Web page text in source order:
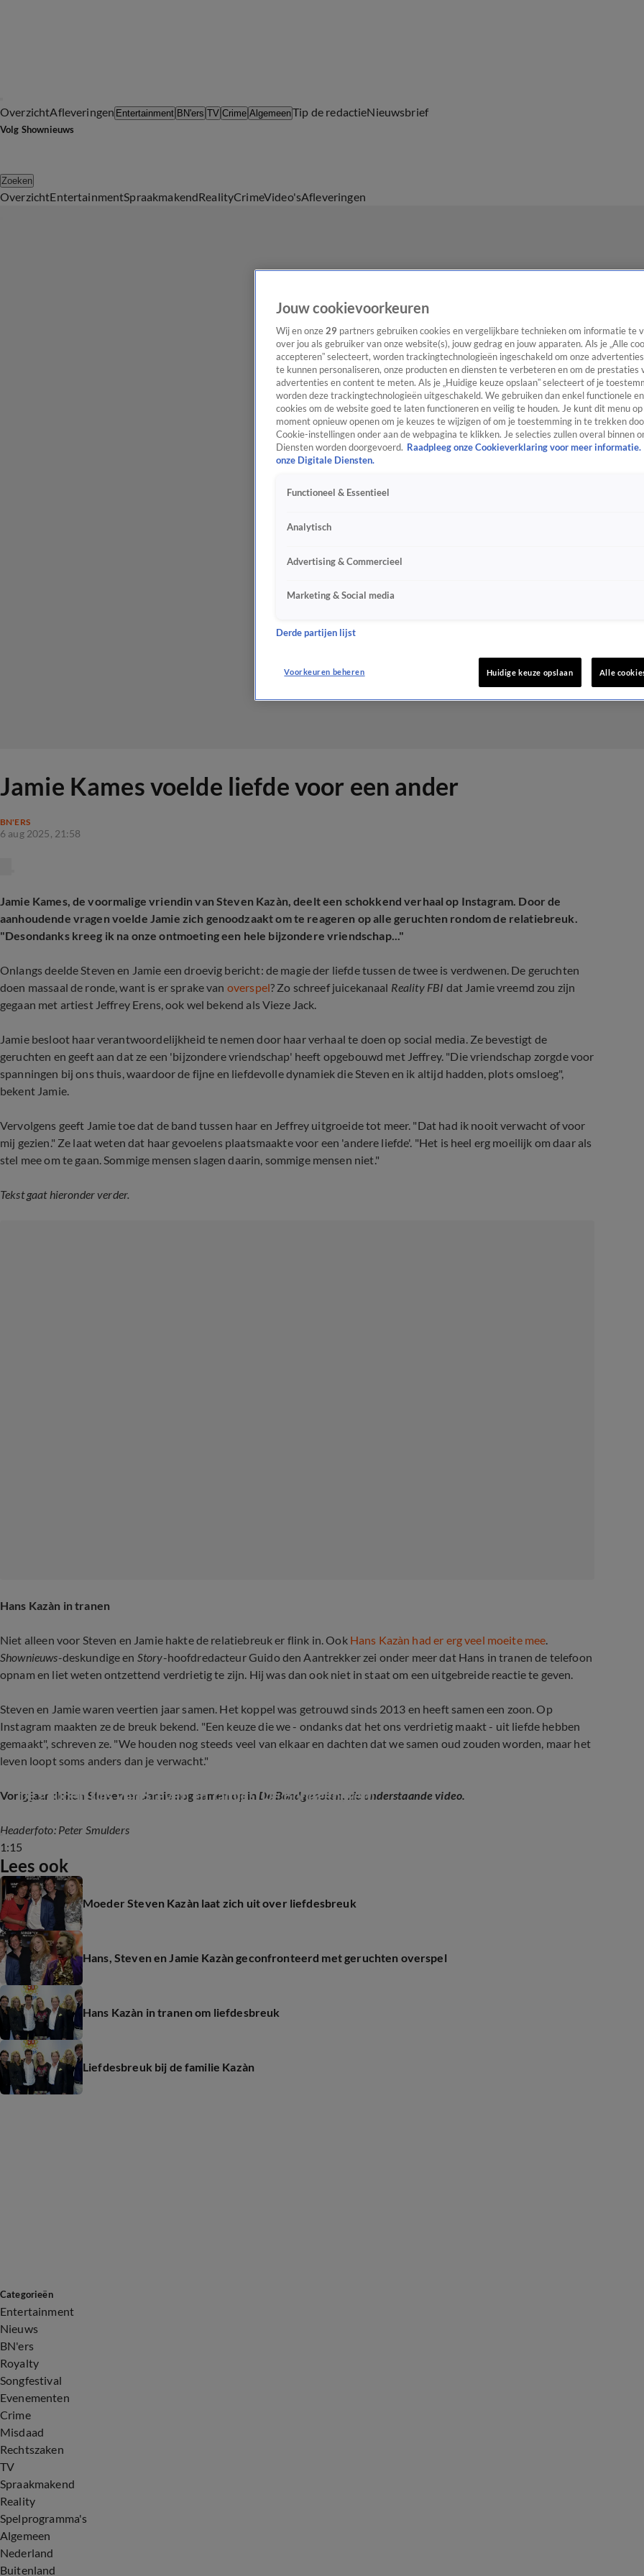
OverzichtAfleveringen Entertainment BN'ers TV Crime AlgemeenTip de redactieNieuwsbrief
Volg Shownieuws
Zoeken
OverzichtEntertainmentSpraakmakendRealityCrimeVideo'sAfleveringen
Jamie Kames voelde liefde voor een ander
BN'ERS
6 aug 2025, 21:58
Jamie Kames, de voormalige vriendin van Steven Kazàn, deelt een schokkend verhaal op Instagram. Door de
aanhoudende vragen voelde Jamie zich genoodzaakt om te reageren op alle geruchten rondom de relatiebreuk.
"Desondanks kreeg ik na onze ontmoeting een hele bijzondere vriendschap..."
Onlangs deelde Steven en Jamie een droevig bericht: de magie der liefde tussen de twee is verdwenen. De geruchten
doen massaal de ronde, want is er sprake van overspel? Zo schreef juicekanaal Reality FBI dat Jamie vreemd zou zijn
gegaan met artiest Jeffrey Erens, ook wel bekend als Vieze Jack.
Jamie besloot haar verantwoordelijkheid te nemen door haar verhaal te doen op social media. Ze bevestigt de
geruchten en geeft aan dat ze een 'bijzondere vriendschap' heeft opgebouwd met Jeffrey. "Die vriendschap zorgde voor
spanningen bij ons thuis, waardoor de fijne en liefdevolle dynamiek die Steven en ik altijd hadden, plots omsloeg",
bekent Jamie.
Vervolgens geeft Jamie toe dat de band tussen haar en Jeffrey uitgroeide tot meer. "Dat had ik nooit verwacht of voor
mij gezien." Ze laat weten dat haar gevoelens plaatsmaakte voor een 'andere liefde'. "Het is heel erg moeilijk om daar als
stel mee om te gaan. Sommige mensen slagen daarin, sommige mensen niet."
Tekst gaat hieronder verder.
Hans Kazàn in tranen
Niet alleen voor Steven en Jamie hakte de relatiebreuk er flink in. Ook Hans Kazàn had er erg veel moeite mee.
Shownieuws-deskundige en Story-hoofdredacteur Guido den Aantrekker zei onder meer dat Hans in tranen de telefoon
opnam en liet weten ontzettend verdrietig te zijn. Hij was dan ook niet in staat om een uitgebreide reactie te geven.
Steven en Jamie waren veertien jaar samen. Het koppel was getrouwd sinds 2013 en heeft samen een zoon. Op
Instagram maakten ze de breuk bekend. "Een keuze die we - ondanks dat het ons verdrietig maakt - uit liefde hebben
gemaakt", schreven ze. "We houden nog steeds veel van elkaar en dachten dat we samen oud zouden worden, maar het
leven loopt soms anders dan je verwacht."
Vorig jaar doken Steven en Jamie nog samen op in De Bondgenoten, zie onderstaande video.
1:15
De gouden tips van Steven en Jamie! (De Bondgenoten)
Headerfoto: Peter Smulders
Lees ook
Moeder Steven Kazàn laat zich uit over liefdesbreuk
Hans, Steven en Jamie Kazàn geconfronteerd met geruchten overspel
Hans Kazàn in tranen om liefdesbreuk
Liefdesbreuk bij de familie Kazàn
Categorieën
Entertainment
Nieuws
BN'ers
Royalty
Songfestival
Evenementen
Crime
Misdaad
Rechtszaken
TV
Spraakmakend
Reality
Spelprogramma's
Algemeen
Nederland
Buitenland
Jouw cookievoorkeuren
Wij en onze 29 partners gebruiken cookies en vergelijkbare technieken om informatie te
over jou als gebruiker van onze website(s), jouw gedrag en jouw apparaten. Als je „Alle
accepteren” selecteert, worden trackingtechnologieën ingeschakeld om onze
te kunnen personaliseren, onze producten en diensten te verbeteren en om de prestaties
advertenties en content te meten. Als je „Huidige keuze opslaan” selecteert of je
worden deze trackingtechnologieën uitgeschakeld. We gebruiken dan enkel functionele
cookies om de website goed te laten functioneren en veilig te houden. Je kunt dit menu
moment opnieuw openen om je keuzes te wijzigen of om je toestemming in te trekken
Cookie-instellingen onder aan de webpagina te klikken. Je selecties zullen overal binnen
Diensten worden doorgevoerd. Raadpleeg onze Cookieverklaring voor meer informatie.
onze Digitale Diensten.
Functioneel & Essentieel
Analytisch
Advertising & Commercieel
Marketing & Social media
Derde partijen lijst
Voorkeuren beheren Huidige keuze opslaan Alle